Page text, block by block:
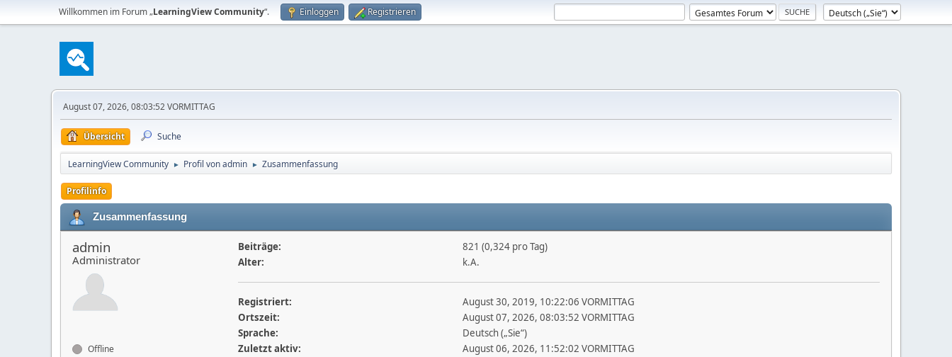
Willkommen im Forum „LearningView Community“. Einloggen Registrieren
August 07, 2026, 08:03:52 VORMITTAG
Übersicht Suche
LearningView Community ► Profil von admin ► Zusammenfassung
Profilinfo
Zusammenfassung
admin
Administrator
Offline
Beiträge:
821 (0,324 pro Tag)
Alter:
k.A.
Registriert:
August 30, 2019, 10:22:06 VORMITTAG
Ortszeit:
August 07, 2026, 08:03:52 VORMITTAG
Sprache:
Deutsch („Sie“)
Zuletzt aktiv:
August 06, 2026, 11:52:02 VORMITTAG